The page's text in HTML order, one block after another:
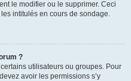
le modifier ou le supprimer. Ceci
intitulés en cours de sondage.
?
utilisateurs ou groupes. Pour
avoir les permissions s’y